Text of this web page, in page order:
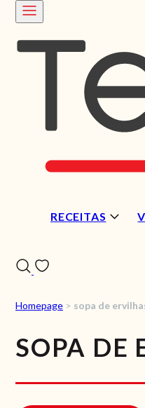
RECEITAS
Homepage > sopa de
SOPA DE